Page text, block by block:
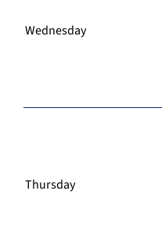
Wednesday
Thursday